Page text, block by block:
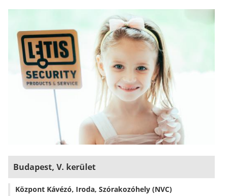
Budapest, V. kerület
Központ Kávézó, Iroda, Szórakozóhely (NVC)